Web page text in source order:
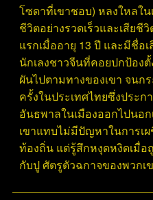
โซดาที่เขาชอบ) หลงใหลใ
ชีวิตอย่างรวดเร็วและเสีย
แรกเมื่ออายุ 13 ปี และมีชื่อ
นักเลงชาวจีนที่คอยปกป้อง
ผันไปตามทางของเขา จนก
ครั้งในประเทศไทยซึ่งประ
อันธพาลในเมืองออกไปนอ
เขาแทบไม่มีปัญหาในการ
ท้องถิ่น แต่รู้สึกหงุดหงิดเมื่
กับปู ศัตรูตัวฉกาจของพวกเ